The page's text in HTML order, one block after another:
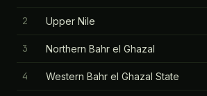
2 Upper Nile
3 Northern Bahr el Ghazal
4 Western Bahr el Ghazal State